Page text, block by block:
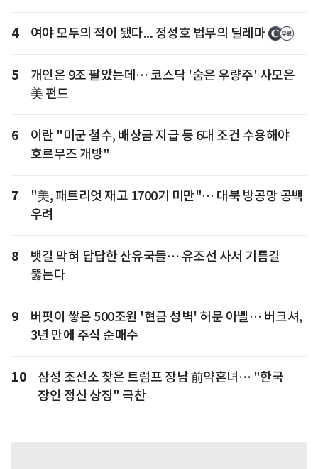
4 여야 모두의 적이 됐다... 정성호 법무의 딜레마
5
개인은 9조 팔았는데… 코스닥 '숨은 우량주' 사모은
美 펀드
6
이란 "미군 철수, 배상금 지급 등 6대 조건 수용해야
호르무즈 개방"
7
"美, 패트리엇 재고 1700기 미만"… 대북 방공망 공백
우려
8
뱃길 막혀 답답한 산유국들… 유조선 사서 기름길
뚫는다
9
버핏이 쌓은 500조원 '현금 성벽' 허문 아벨… 버크셔,
3년 만에 주식 순매수
10
삼성 조선소 찾은 트럼프 장남 前약혼녀… "한국
장인 정신 상징" 극찬